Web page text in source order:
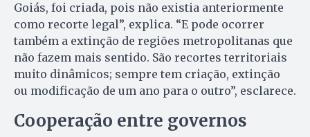
Goiás, foi criada, pois não existia anteriormente
como recorte legal”, explica. “E pode ocorrer
também a extinção de regiões metropolitanas que
não fazem mais sentido. São recortes territoriais
muito dinâmicos; sempre tem criação, extinção
ou modificação de um ano para o outro”, esclarece.
Cooperação entre governos